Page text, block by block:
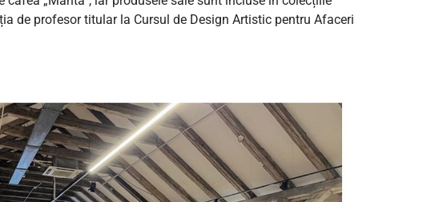
de profesor titular la Cursul de Design Artistic pentru Afaceri